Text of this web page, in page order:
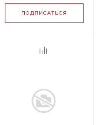
ПОДПИСАТЬСЯ